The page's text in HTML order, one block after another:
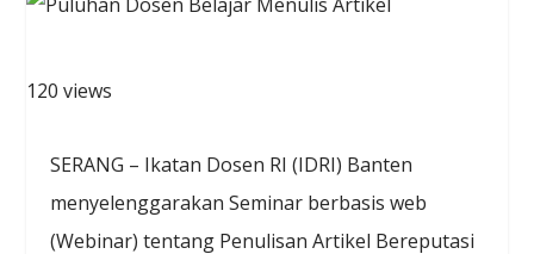
120 views
SERANG – Ikatan Dosen RI (IDRI) Banten
menyelenggarakan Seminar berbasis web
(Webinar) tentang Penulisan Artikel Bereputasi